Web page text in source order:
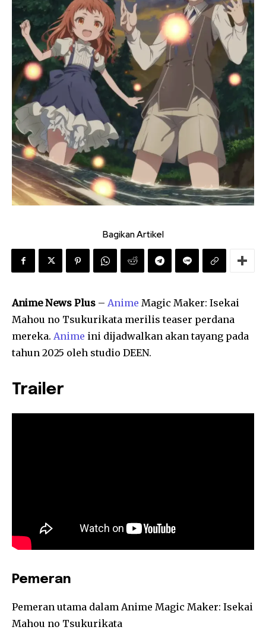
Bagikan Artikel
Anime News Plus – Anime Magic Maker: Isekai
Mahou no Tsukurikata merilis teaser perdana
mereka. Anime ini dijadwalkan akan tayang pada
tahun 2025 oleh studio DEEN.
Trailer
Pemeran
Pemeran utama dalam Anime Magic Maker: Isekai
Mahou no Tsukurikata